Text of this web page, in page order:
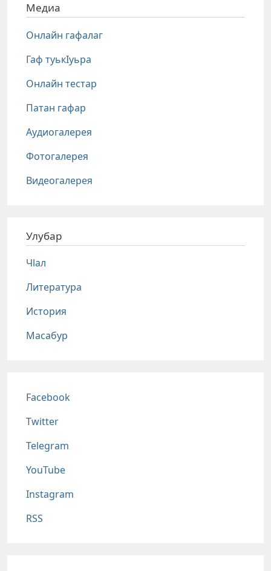
Медиа
Онлайн гафалаг
Гаф туькIуьра
Онлайн тестар
Патан гафар
Аудиогалерея
Фотогалерея
Видеогалерея
Улубар
Чlал
Литература
История
Масабур
Соц сети
Facebook
Twitter
Telegram
YouTube
Instagram
RSS